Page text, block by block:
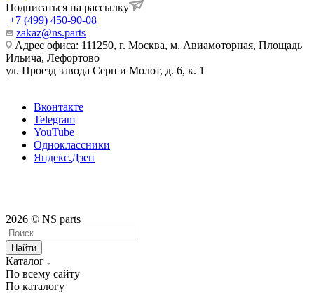
Подписаться на рассылку
+7 (499) 450-90-08
zakaz@ns.parts
Адрес офиса: 111250, г. Москва, м. Авиамоторная, Площадь
Ильича, Лефортово
ул. Проезд завода Серп и Молот, д. 6, к. 1
Вконтакте
Telegram
YouTube
Одноклассники
Яндекс.Дзен
2026 © NS parts
Найти
Каталог
По всему сайту
По каталогу